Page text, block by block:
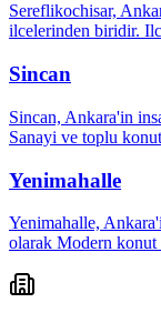
Sereflikochisar,
ilcelerinden biridir.
Sincan
Sincan, Ankara'in
Sanayi ve toplu
Yenimahalle
Yenimahalle,
olarak Modern konut